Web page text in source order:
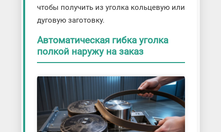
чтобы получить из уголка кольцевую или
дуговую заготовку.
Автоматическая гибка уголка
полкой наружу на заказ